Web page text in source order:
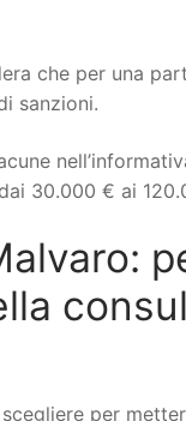
che per una
sanzioni.
30.000 € ai
per